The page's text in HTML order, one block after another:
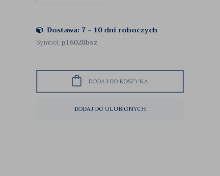
Dostawa: 7 - 10 dni roboczych
Symbol:p16028bsz
DODAJ DO KOSZYKA
DODAJ DO ULUBIONYCH